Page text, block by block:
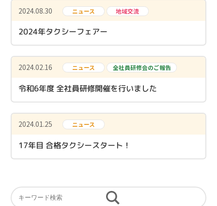
2024.08.30 ニュース 地域交流
2024年タクシーフェアー
2024.02.16 ニュース 全社員研修会のご報告
令和6年度 全社員研修開催を行いました
2024.01.25 ニュース
17年目 合格タクシースタート！